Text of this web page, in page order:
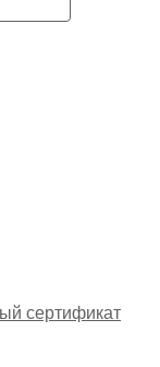
сертификат